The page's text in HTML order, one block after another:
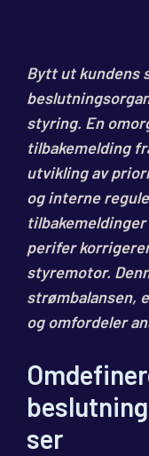
Bytt ut kundens
styring. En
tilbakemelding
utvikling av
og interne
perifer
styremotor.
strømbalansen,
og omfordeler
ser